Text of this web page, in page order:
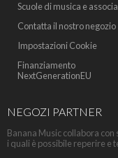
Scuole di musica e
Contatta il nostro negozio
Impostazioni Cookie
Finanziamento
NextGenerationEU
NEGOZI PARTNER
Banana Music collabora
i quali è possibile reperire e